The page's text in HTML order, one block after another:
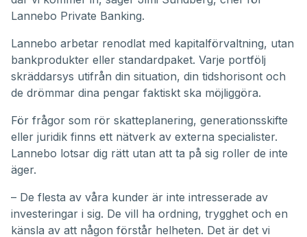
Lannebo Private Banking.
Lannebo arbetar renodlat med kapitalförvaltning, utan
bankprodukter eller standardpaket. Varje portfölj
skräddarsys utifrån din situation, din tidshorisont och
de drömmar dina pengar faktiskt ska möjliggöra.
För frågor som rör skatteplanering, generationsskifte
eller juridik finns ett nätverk av externa specialister.
Lannebo lotsar dig rätt utan att ta på sig roller de inte
äger.
– De flesta av våra kunder är inte intresserade av
investeringar i sig. De vill ha ordning, trygghet och en
känsla av att någon förstår helheten. Det är det vi